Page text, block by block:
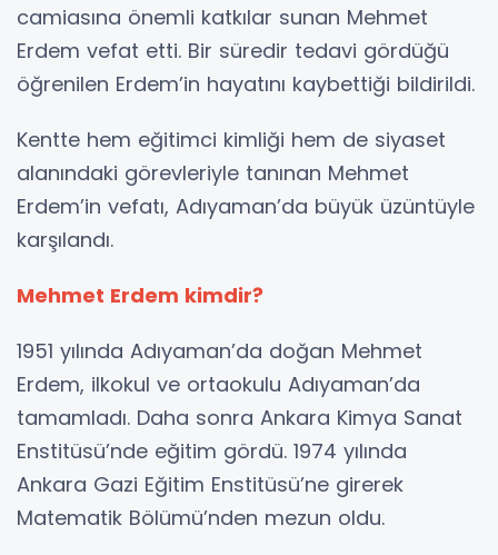
camiasına önemli katkılar sunan Mehmet
Erdem vefat etti. Bir süredir tedavi gördüğü
öğrenilen Erdem’in hayatını kaybettiği bildirildi.
Kentte hem eğitimci kimliği hem de siyaset
alanındaki görevleriyle tanınan Mehmet
Erdem’in vefatı, Adıyaman’da büyük üzüntüyle
karşılandı.
Mehmet Erdem kimdir?
1951 yılında Adıyaman’da doğan Mehmet
Erdem, ilkokul ve ortaokulu Adıyaman’da
tamamladı. Daha sonra Ankara Kimya Sanat
Enstitüsü’nde eğitim gördü. 1974 yılında
Ankara Gazi Eğitim Enstitüsü’ne girerek
Matematik Bölümü’nden mezun oldu.